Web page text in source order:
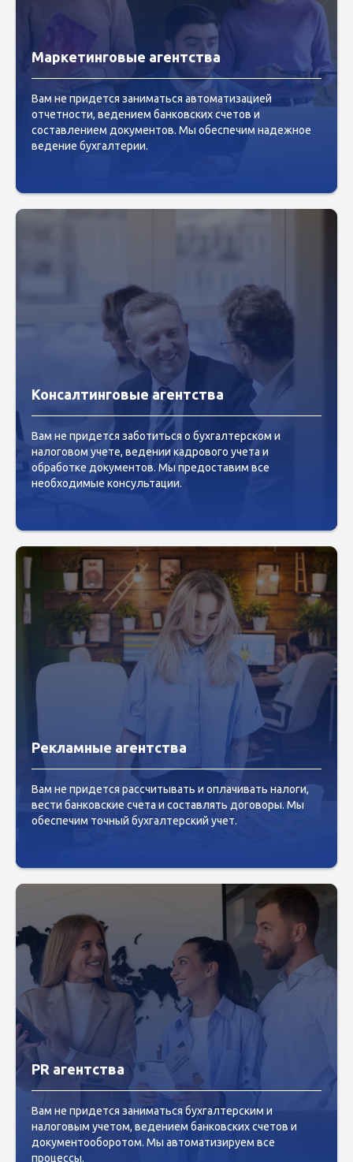
Маркетинговые агентства
Вам не придется заниматься автоматизацией
отчетности, ведением банковских счетов и
составлением документов. Мы обеспечим надежное
ведение бухгалтерии.
Консалтинговые агентства
Вам не придется заботиться о бухгалтерском и
налоговом учете, ведении кадрового учета и
обработке документов. Мы предоставим все
необходимые консультации.
Рекламные агентства
Вам не придется рассчитывать и оплачивать налоги,
вести банковские счета и составлять договоры. Мы
обеспечим точный бухгалтерский учет.
PR агентства
Вам не придется заниматься бухгалтерским и
налоговым учетом, ведением банковских счетов и
документооборотом. Мы автоматизируем все
процессы.